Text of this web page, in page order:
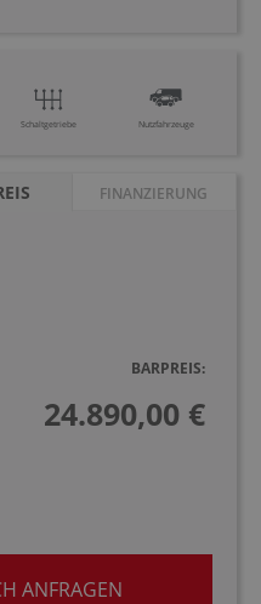
Schaltgetriebe Nutzfahrzeuge
FINANZIERUNG
BARPREIS:
24.890,00 €
ANFRAGEN